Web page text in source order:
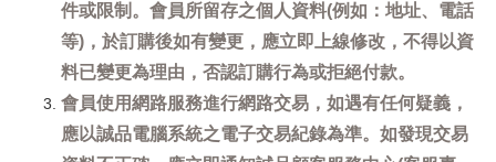
件或限制。會員所留存之個人資料(例如：地址、電話
等)，於訂購後如有變更，應立即上線修改，不得以資
料已變更為理由，否認訂購行為或拒絕付款。
會員使用網路服務進行網路交易，如遇有任何疑義，
應以誠品電腦系統之電子交易紀錄為準。如發現交易